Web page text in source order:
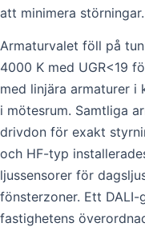
att minimera störningar.
Armaturvalet föll på
4000 K med UGR<19
med linjära armaturer
i mötesrum. Samtliga
drivdon för exakt
och HF-typ
ljussensorer för
fönsterzoner. Ett
fastighetens